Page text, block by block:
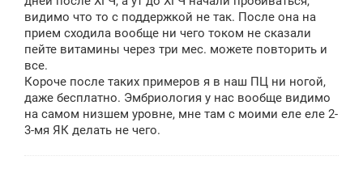
видимо что то с поддержкой не так. После она на
прием сходила вообще ни чего током не сказали
пейте витамины через три мес. можете повторить и
все.
Короче после таких примеров я в наш ПЦ ни ногой,
даже бесплатно. Эмбриология у нас вообще видимо
на самом низшем уровне, мне там с моими еле еле 2-
3-мя ЯК делать не чего.